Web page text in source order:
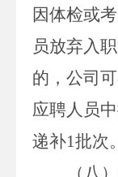
因体检或
员放弃入
的，公司
应聘人员
递补1批次。
（八